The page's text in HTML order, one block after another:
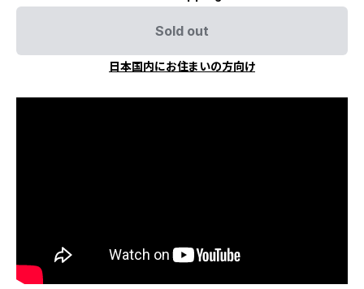
Sold out
日本国内にお住まいの方向け